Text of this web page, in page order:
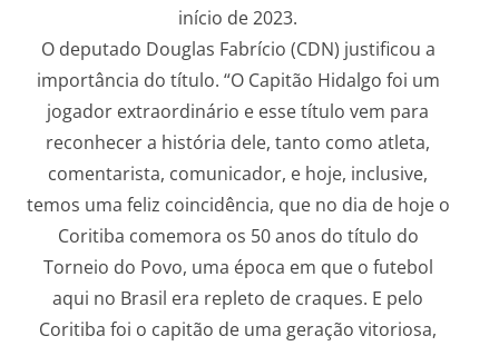
início de 2023.
O deputado Douglas Fabrício (CDN) justificou a
importância do título. “O Capitão Hidalgo foi um
jogador extraordinário e esse título vem para
reconhecer a história dele, tanto como atleta,
comentarista, comunicador, e hoje, inclusive,
temos uma feliz coincidência, que no dia de hoje o
Coritiba comemora os 50 anos do título do
Torneio do Povo, uma época em que o futebol
aqui no Brasil era repleto de craques. E pelo
Coritiba foi o capitão de uma geração vitoriosa,